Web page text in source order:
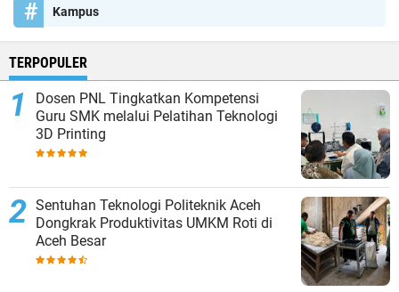
Kampus
TERPOPULER
Dosen PNL Tingkatkan Kompetensi
Guru SMK melalui Pelatihan Teknologi
3D Printing
Sentuhan Teknologi Politeknik Aceh
Dongkrak Produktivitas UMKM Roti di
Aceh Besar